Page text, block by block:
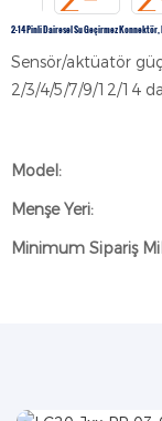
2-14 Pinli Dairesel Su Geçirmez
Sensör/aktüatör
2/3/4/5/7/9/12/14
Model:
Menşe Yeri:
Minimum Sipariş